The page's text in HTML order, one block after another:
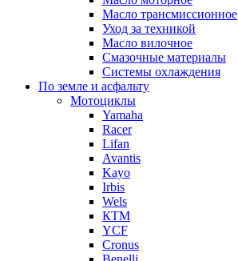
Масло трансмиссионное
Уход за техникой
Масло вилочное
Смазочные материалы
Системы охлаждения
По земле и асфальту
Мотоциклы
Yamaha
Racer
Lifan
Avantis
Kayo
Irbis
Wels
КТМ
YCF
Cronus